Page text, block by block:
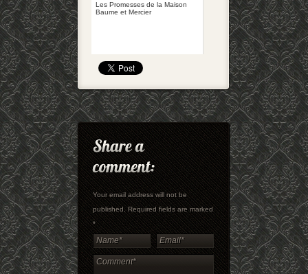
Les Promesses de la Maison
Baume et Mercier
Your email address will not be
published. Required fields are marked
*